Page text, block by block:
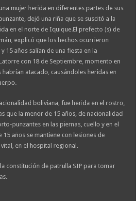
mujer herida en diferentes partes de sus
dejó una riña que se suscitó a la
en el norte de Iquique.El prefecto (s) de
explicó que los hechos ocurrieron
15 años salían de una fiesta en la
con 18 de Septiembre, momento en
atacado, causándoles heridas en
boliviana, fue herida en el rostro,
que la menor de 15 años, de nacionalidad
punzantes en las piernas, cuello y en el
15 años se mantiene con lesiones de
en el hospital regional.
constitución de patrulla SIP para tomar